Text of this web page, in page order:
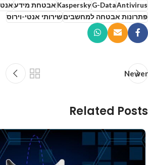
Antivirus
G-Data
Kasperskyאבטחת מידע
פתרונות אבטחה למחשביםשירותי אנטי-וירוס
Newer
Related Posts